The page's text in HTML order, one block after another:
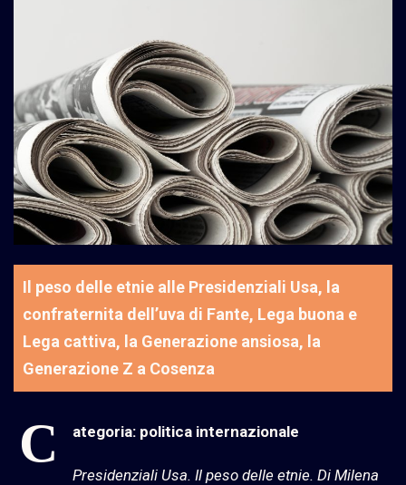
Il peso delle etnie alle Presidenziali Usa, la
confraternita dell’uva di Fante, Lega buona e
Lega cattiva, la Generazione ansiosa, la
Generazione Z a Cosenza
C ategoria: politica internazionale
Presidenziali Usa. Il peso delle etnie. Di Milena